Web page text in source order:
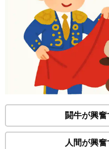
闘牛が興
人間が興